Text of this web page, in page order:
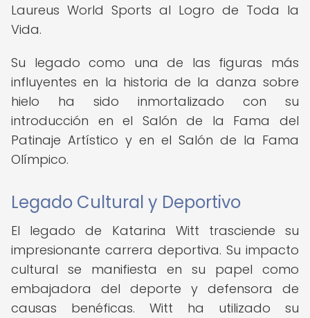
Laureus World Sports al Logro de Toda la
Vida.
Su legado como una de las figuras más
influyentes en la historia de la danza sobre
hielo ha sido inmortalizado con su
introducción en el Salón de la Fama del
Patinaje Artístico y en el Salón de la Fama
Olímpico.
Legado Cultural y Deportivo
El legado de Katarina Witt trasciende su
impresionante carrera deportiva. Su impacto
cultural se manifiesta en su papel como
embajadora del deporte y defensora de
causas benéficas. Witt ha utilizado su